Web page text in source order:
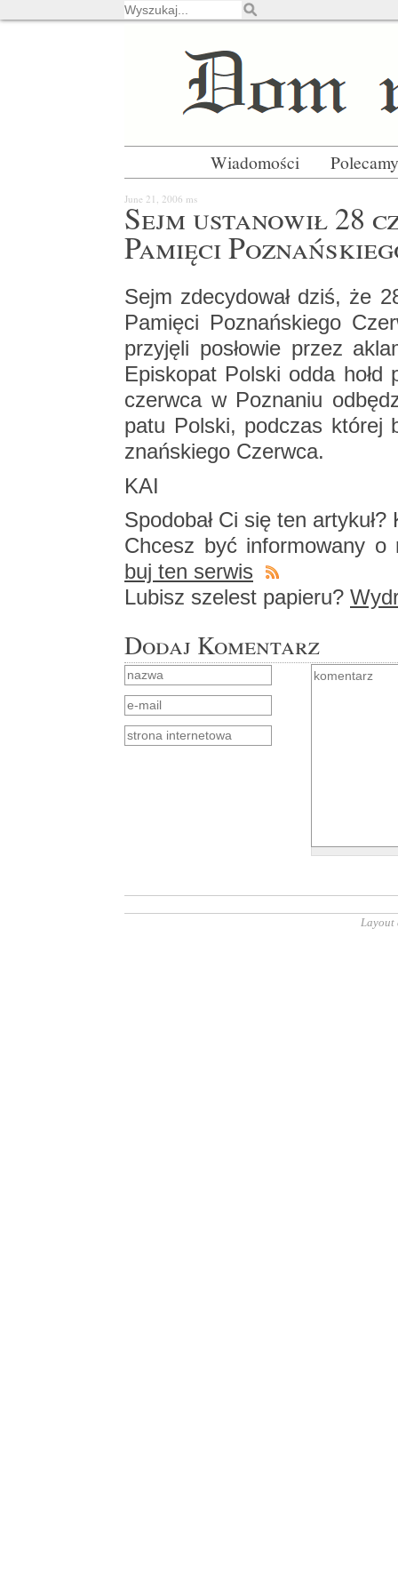
Wiadomości Polecamy
June 21, 2006 ms
Sejm usta­no­wił 28
Pa­mię­ci
Sejm zde­cy­do­wał dziś, że
Pa­mię­ci Po­znań­skie­go
przy­ję­li po­sło­wie przez
Epi­sko­pat Pol­ski odda
czerw­ca w Po­zna­niu
pa­tu Pol­ski, pod­czas
znań­skie­go Czerw­ca.
KAI
Spodo­bał Ci się ten
Chcesz być in­for­mo­wa­ny o
buj ten ser­wis
Lu­bisz sze­lest pa­pie­ru?
Dodaj Komentarz
Layout